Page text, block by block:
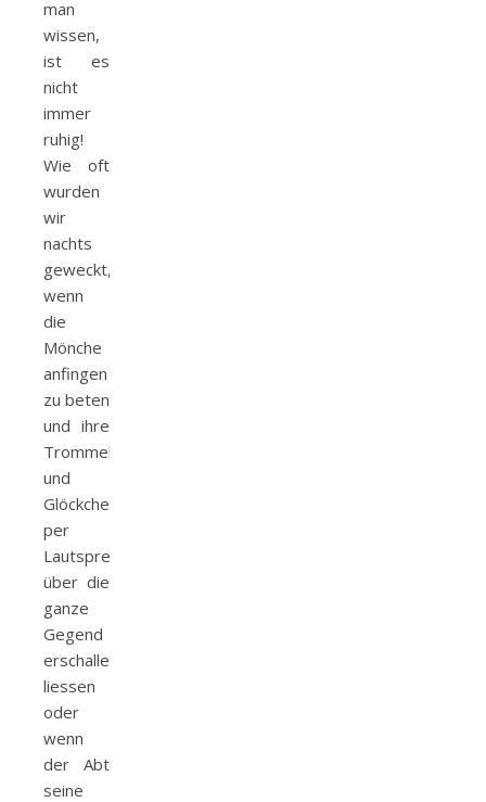
man
wissen,
ist es
nicht
immer
ruhig!
Wie oft
wurden
wir
nachts
geweckt,
wenn
die
Mönche
anfingen
zu beten
und ihre
Trommeln
und
Glöckchen
per
Lautsprecher
über die
ganze
Gegend
erschallen
liessen
oder
wenn
der Abt
seine